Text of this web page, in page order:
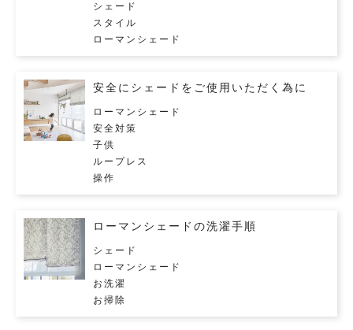
シェード
スタイル
ローマンシェード
安全にシェードをご使用いただく為に
ローマンシェード
安全対策
子供
ループレス
操作
ローマンシェードの洗濯手順
シェード
ローマンシェード
お洗濯
お掃除